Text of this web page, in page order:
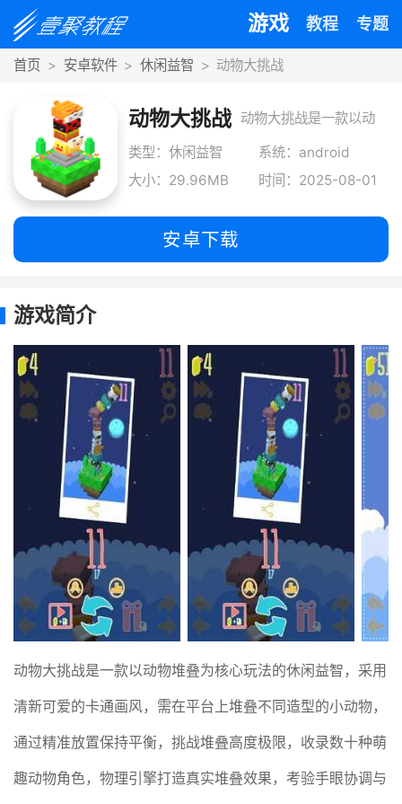
游戏 教程 专题
首页 安卓软件 休闲益智 动物大挑战
动物大挑战 动物大挑战是一款以动
物堆叠为核心玩法的休
闲益智，采用清新可爱
类型：休闲益智
系统：android
大小：29.96MB
时间：2025-08-01
安卓下载
游戏简介
动物大挑战是一款以动物堆叠为核心玩法的休闲益智，采用
清新可爱的卡通画风，需在平台上堆叠不同造型的小动物，
通过精准放置保持平衡，挑战堆叠高度极限，收录数十种萌
趣动物角色，物理引擎打造真实堆叠效果，考验手眼协调与